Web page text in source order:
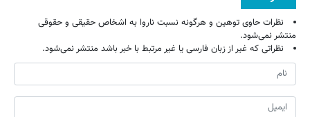
نظرات حاوی توهین و هرگونه نسبت ناروا به اشخاص حقیقی و حقوقی
منتشر نمی‌شود.
نظراتی که غیر از زبان فارسی یا غیر مرتبط با خبر باشد منتشر نمی‌شود.